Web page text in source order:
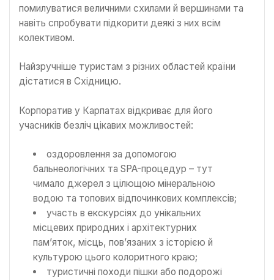
помилуватися величними схилами й вершинами та
навіть спробувати підкорити деякі з них всім
колективом.
Найзручніше туристам з різних областей країни
дістатися в Східницю.
Корпоратив у Карпатах відкриває для його
учасників безліч цікавих можливостей:
оздоровлення за допомогою
бальнеологічних та SPA-процедур – тут
чимало джерел з цілющою мінеральною
водою та топових відпочинкових комплексів;
участь в екскурсіях до унікальних
місцевих природних і архітектурних
пам’яток, місць, пов’язаних з історією й
культурою цього колоритного краю;
туристичні походи пішки або подорожі